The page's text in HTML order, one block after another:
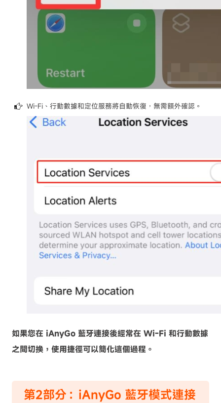
Wi-Fi、行動數據和定位服務將自動恢復，無需額外確認。
如果您在 iAnyGo 藍牙連接後經常在 Wi-Fi 和行動數據
之間切換， 使用捷徑可以簡化這個過程。
第2部分：iAnyGo 藍牙模式連接